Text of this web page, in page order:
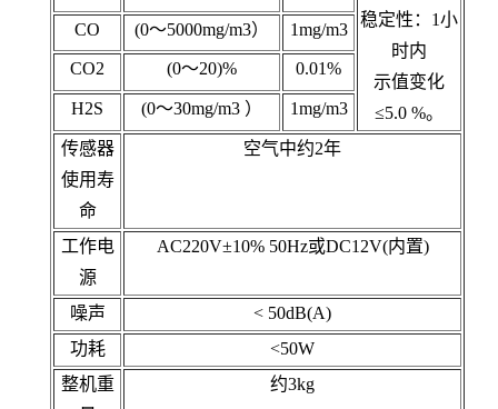
稳定性：1小
时内
示值变化
≤5.0 %。
CO (0～5000mg/m3） 1mg/m3
CO2 (0～20)% 0.01%
H2S (0～30mg/m3 ） 1mg/m3
传感器
使用寿
命
空气中约2年
工作电
源
AC220V±10% 50Hz或DC12V(内置)
噪声
< 50dB(A)
功耗
<50W
整机重
约3kg